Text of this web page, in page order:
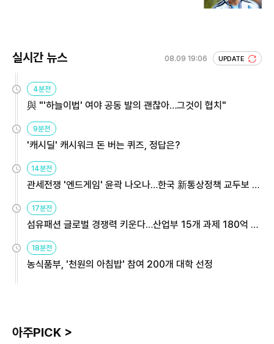
실시간 뉴스 08.09 19:06 UPDATE
4분전
與 "'하늘이법' 여야 공동 발의 괜찮아…그것이 협치"
9분전
'캐시딜' 캐시워크 돈 버는 퀴즈, 정답은?
14분전
관세전쟁 '엔드게임' 윤곽 나오나…한국 新통상정책 교두보 활
용해야
17분전
섬유패션 글로벌 경쟁력 키운다…산업부 15개 과제 180억 지
원
18분전
농식품부, '천원의 아침밥' 참여 200개 대학 선정
아주PICK >